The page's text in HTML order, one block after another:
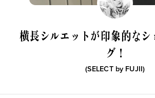
横長シルエットが印象的なシ
グ！
(SELECT by FUJII)